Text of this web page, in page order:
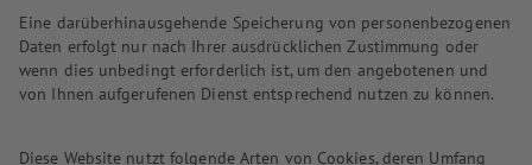
Eine darüberhinausgehende Speicherung von personenbezogenen
Daten erfolgt nur nach Ihrer ausdrücklichen Zustimmung oder
wenn dies unbedingt erforderlich ist, um den angebotenen und
von Ihnen aufgerufenen Dienst entsprechend nutzen zu können.
Diese Website nutzt folgende Arten von Cookies, deren Umfang